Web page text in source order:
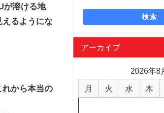
が溶ける地
えるようにな
れから本当の
検索
アーカイブ
2026年8
月 火 水 木